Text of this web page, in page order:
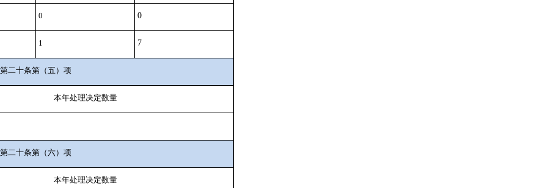
0 0
1 7
第二十条第（五）项
本年处理决定数量
第二十条第（六）项
本年处理决定数量